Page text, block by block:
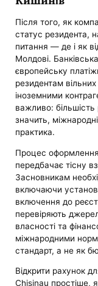
Після того, як
статус резидента,
питання — де і як
Молдові.
європейську
резидентам
іноземними
важливо:
значить,
практика.
Процес оформлення
передбачає тісну
Засновникам
включаючи
включення до
перевіряють
власності та
міжнародними
стандарт, а не як
Відкрити рахунок
Chisinau простіше,